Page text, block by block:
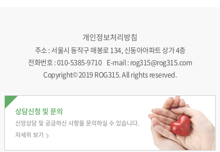
개인정보처리방침
주소 : 서울시 동작구 매봉로 134, 신동아아파트 상가 4층
전화번호 : 010-5385-9710 E-mail : rog315@rog315.com
Copyright© 2019 ROG315. All rights reserved.
상담신청 및 문의
신앙상담 및 궁금하신사항을 문의하실 수 있습니다.
자세히 보기